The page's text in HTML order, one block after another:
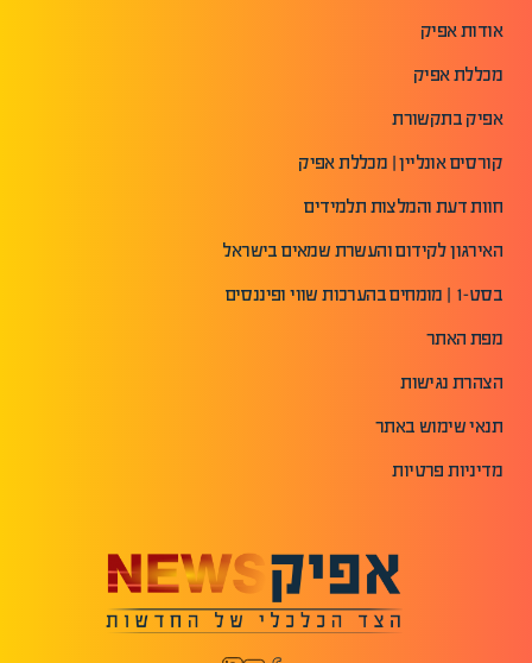
אודות אפיק
מכללת אפיק
אפיק בתקשורת
קורסים אונליין | מכללת אפיק
חוות דעת והמלצות תלמידים
האירגון לקידום והעשרת שמאים בישראל
בסט-1 | מומחים בהערכות שווי ופיננסים
מפת האתר
הצהרת נגישות
תנאי שימוש באתר
מדיניות פרטיות